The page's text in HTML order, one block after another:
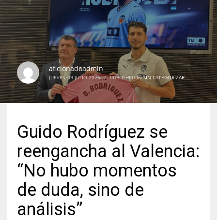
NYJ
aficionadoadmin
JUEVES, 09 JULIO 2026 / PUBLISHED INSIN CATEGORIZAR
Guido Rodríguez se
reengancha al Valencia:
“No hubo momentos
de duda, sino de
análisis”